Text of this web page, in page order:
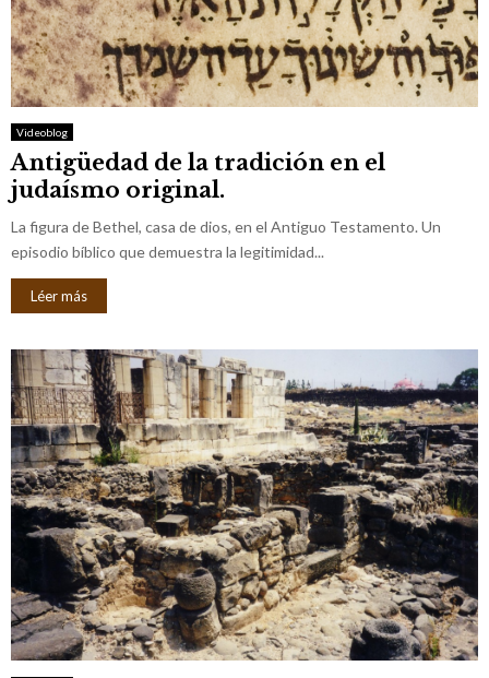
Videoblog
Antigüedad de la tradición en el
judaísmo original.
La figura de Bethel, casa de dios, en el Antiguo Testamento. Un
episodio bíblico que demuestra la legitimidad...
Léer más